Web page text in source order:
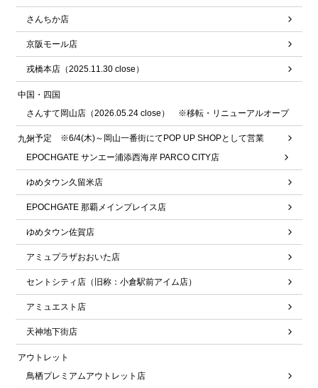
さんちか店
京阪モール店
戎橋本店（2025.11.30 close）
中国・四国
さんすて岡山店（2026.05.24 close） ※移転・リニューアルオープ
ン予定 ※6/4(木)～岡山一番街にてPOP UP SHOPとして営業
九州
EPOCHGATE サンエー浦添西海岸 PARCO CITY店
ゆめタウン久留米店
EPOCHGATE 那覇メインプレイス店
ゆめタウン佐賀店
アミュプラザおおいた店
セントシティ店（旧称：小倉駅前アイム店）
アミュエスト店
天神地下街店
アウトレット
鳥栖プレミアムアウトレット店